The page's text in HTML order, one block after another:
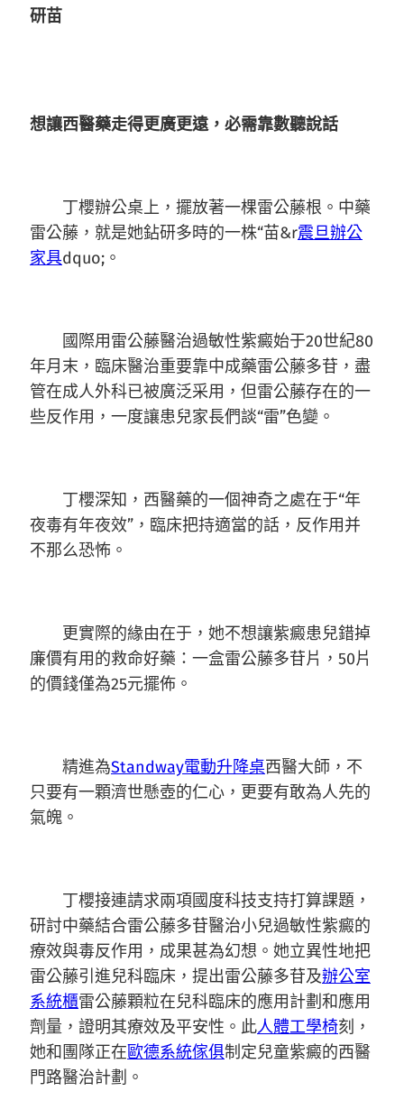
研苗
想讓西醫藥走得更廣更遠，必需靠數聽說話
丁櫻辦公桌上，擺放著一棵雷公藤根。中藥
雷公藤，就是她鉆研多時的一株“苗&r震旦辦公
家具dquo;。
國際用雷公藤醫治過敏性紫癜始于20世紀80
年月末，臨床醫治重要靠中成藥雷公藤多苷，盡
管在成人外科已被廣泛采用，但雷公藤存在的一
些反作用，一度讓患兒家長們談“雷”色變。
丁櫻深知，西醫藥的一個神奇之處在于“年
夜毒有年夜效”，臨床把持適當的話，反作用并
不那么恐怖。
更實際的緣由在于，她不想讓紫癜患兒錯掉
廉價有用的救命好藥：一盒雷公藤多苷片，50片
的價錢僅為25元擺佈。
精進為Standway電動升降桌西醫大師，不
只要有一顆濟世懸壺的仁心，更要有敢為人先的
氣魄。
丁櫻接連請求兩項國度科技支持打算課題，
研討中藥結合雷公藤多苷醫治小兒過敏性紫癜的
療效與毒反作用，成果甚為幻想。她立異性地把
雷公藤引進兒科臨床，提出雷公藤多苷及辦公室
系統櫃雷公藤顆粒在兒科臨床的應用計劃和應用
劑量，證明其療效及平安性。此人體工學椅刻，
她和團隊正在歐德系統傢俱制定兒童紫癜的西醫
門路醫治計劃。